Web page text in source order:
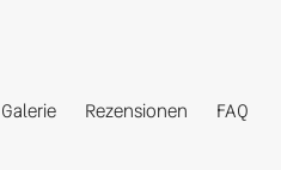
Galerie Rezensionen FAQ